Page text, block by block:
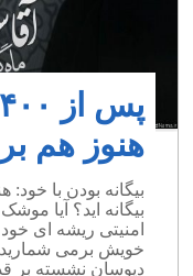
هنوز هم
بیگانه اید؟ آیا
امنیتی ریشه ای
خویش برمی
دیوسان نشسته بر